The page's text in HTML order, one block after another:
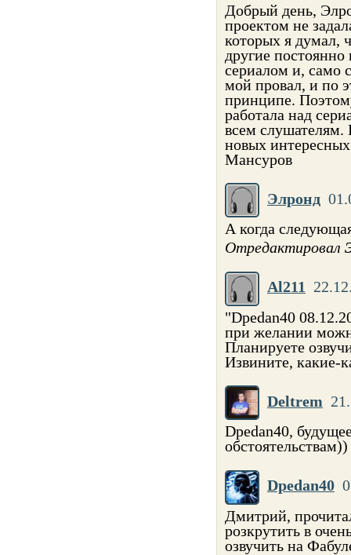
Добрый день,
проектом не
которых я думал,
другие
сериалом и, само
мой провал, и по
принципе.
работала над
всем
новых
Мансуров
Элронд
А когда
Отредактировал
Al211
"Dpedan40
при желании
Планируете
Извините, какие-
Deltrem
Dpedan40,
обстоятельствам))
Dpedan40
Дмитрий,
розкрутить в
озвучить на